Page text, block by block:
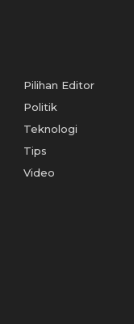
Pilihan Editor
Politik
Teknologi
Tips
Video